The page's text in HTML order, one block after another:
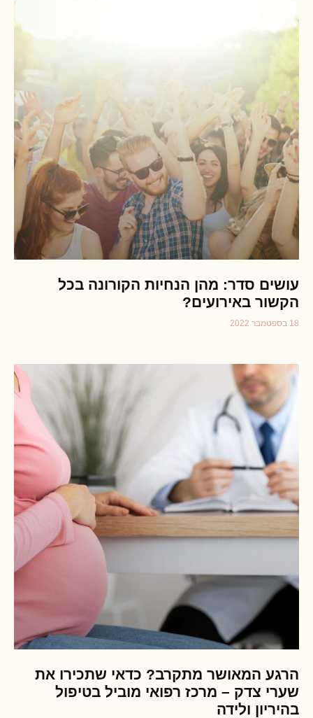
עושים סדר: מהן הנחיות הקורונה בכל
הקשור באירועים?
18 בספטמבר 2022
הרגע המאושר מתקרב? כדאי שתכירו את
שערי צדק – מרכז רפואי מוביל בטיפול
בהיריון ולידה